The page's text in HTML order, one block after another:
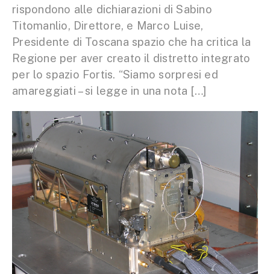
rispondono alle dichiarazioni di Sabino
Titomanlio, Direttore, e Marco Luise,
Presidente di Toscana spazio che ha critica la
Regione per aver creato il distretto integrato
per lo spazio Fortis. “Siamo sorpresi ed
amareggiati – si legge in una nota […]